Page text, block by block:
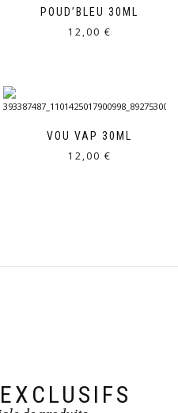
POUD’BLEU 30ML
12,00 €
VOU VAP 30ML
12,00 €